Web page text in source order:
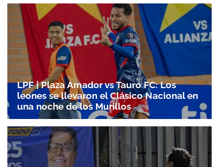
LPF | Plaza Amador vs Tauro FC: Los
leones se llevaron el Clásico Nacional en
una noche de los Murillos